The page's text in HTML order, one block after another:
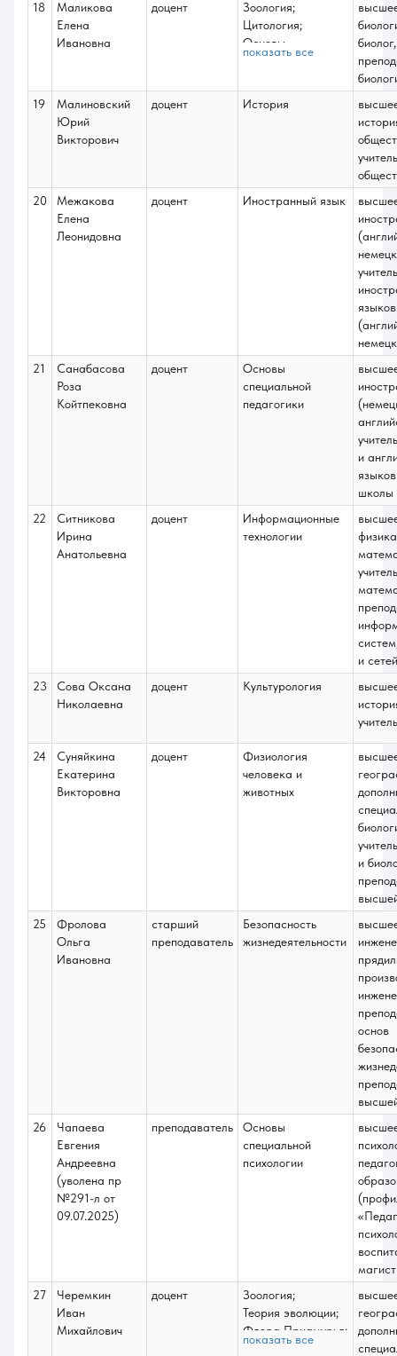
18
Маликова
Елена
Ивановна
доцент
Зоология;
Цитология;
Основы
паразитологии;
практика;
Подготовка к
Подготовка к
процедуре защиты
показать все
биолог,
19
Малиновский
Юрий
Викторович
доцент История
20
Межакова
Елена
Леонидовна
доцент Иностранный язык
учитель
языков
21
Санабасова
Роза
Койтпековна
доцент
Основы
специальной
педагогики
и
школы
22
Ситникова
Ирина
Анатольевна
доцент
Информационные
технологии
и сетей
23
Сова Оксана
Николаевна
доцент Культурология
24
Суняйкина
Екатерина
Викторовна
доцент
Физиология
человека и
животных
и
25
Фролова
Ольга
Ивановна
старший
преподаватель
Безопасность
жизнедеятельности
основ
26
Чапаева
Евгения
Андреевна
(уволена пр
№291-л от
09.07.2025)
преподаватель
Основы
специальной
психологии
27
Черемкин
Иван
Михайлович
доцент
Зоология;
Теория эволюции;
Флора Приамурья;
Фауна Приамурья;
показать все